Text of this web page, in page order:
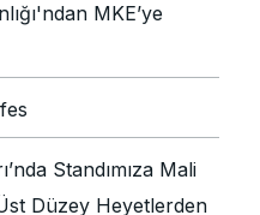
MKE’ye
Standımıza Mali
Düzey Heyetlerden